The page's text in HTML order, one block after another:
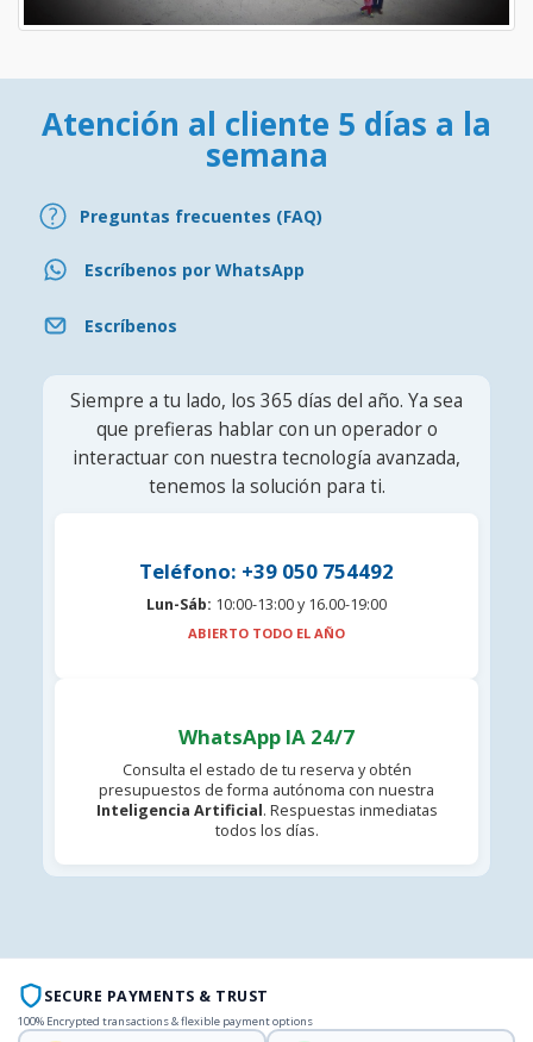
Atención al cliente 5 días a la
semana
Preguntas frecuentes (FAQ)
Escríbenos por WhatsApp
Escríbenos
Siempre a tu lado, los 365 días del año. Ya sea
que prefieras hablar con un operador o
interactuar con nuestra tecnología avanzada,
tenemos la solución para ti.
Teléfono: +39 050 754492
Lun-Sáb: 10:00-13:00 y 16.00-19:00
ABIERTO TODO EL AÑO
WhatsApp IA 24/7
Consulta el estado de tu reserva y obtén
presupuestos de forma autónoma con nuestra
Inteligencia Artificial. Respuestas inmediatas
todos los días.
SECURE PAYMENTS & TRUST
100% Encrypted transactions & flexible payment options